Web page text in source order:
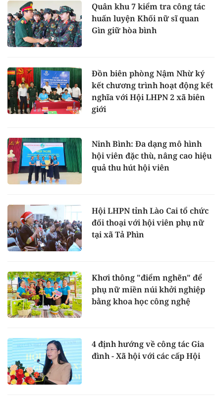
Quân khu 7 kiểm tra công tác
huấn luyện Khối nữ sĩ quan
Gìn giữ hòa bình
Đồn biên phòng Nậm Nhừ ký
kết chương trình hoạt động kết
nghĩa với Hội LHPN 2 xã biên
giới
Ninh Bình: Đa dạng mô hình
hội viên đặc thù, nâng cao hiệu
quả thu hút hội viên
Hội LHPN tỉnh Lào Cai tổ chức
đối thoại với hội viên phụ nữ
tại xã Tả Phìn
Khơi thông "điểm nghẽn" để
phụ nữ miền núi khởi nghiệp
bằng khoa học công nghệ
4 định hướng về công tác Gia
đình - Xã hội với các cấp Hội